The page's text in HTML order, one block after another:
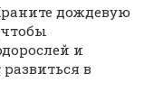
дождевую
и
в